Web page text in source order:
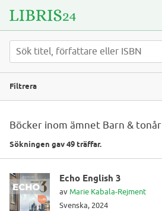
Filtrera
Böcker inom ämnet Barn & tonår
Sökningen gav 49 träffar.
Echo English 3
av Marie Kabala-Rejment
Svenska, 2024